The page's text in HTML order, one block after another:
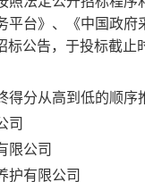
台》 、 《中国政府
标公告，于投标截
得分从高到低的顺序
司
限公司
护有限公司